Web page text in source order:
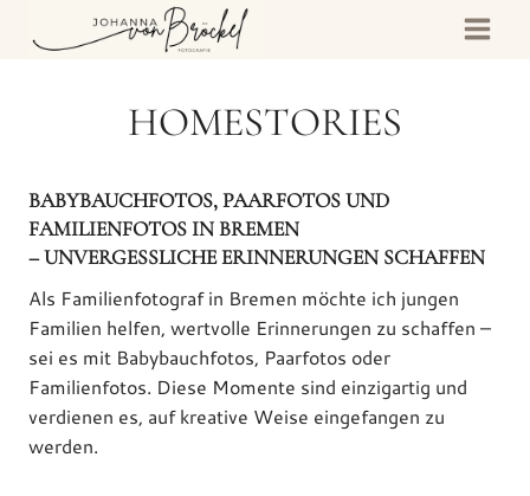
Inhalt
HOMESTORIES
BABYBAUCHFOTOS, PAARFOTOS UND
FAMILIENFOTOS IN BREMEN
– UNVERGESSLICHE ERINNERUNGEN SCHAFFEN
Als Familienfotograf in Bremen möchte ich jungen
Familien helfen, wertvolle Erinnerungen zu schaffen –
sei es mit Babybauchfotos, Paarfotos oder
Familienfotos. Diese Momente sind einzigartig und
verdienen es, auf kreative Weise eingefangen zu
werden.